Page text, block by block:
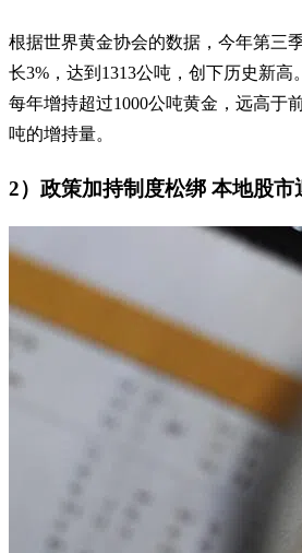
根据世界黄金协会的数据，今年第三
长3%，达到1313公吨，创下历史新
每年增持超过1000公吨黄金，远高于
吨的增持量。
2）政策加持制度松绑 本地股市